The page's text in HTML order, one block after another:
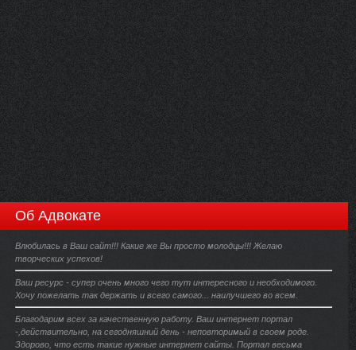
Об Адвокате
Влюбилась в Ваш сайт!!! Какие же Вы просто молодцы!!! Желаю
творческих успехов!
Ваш ресурс - супер очень много чего тут интересного и необходимого.
Хочу пожелать так держать и всего самого... наилучшего во всем.
Благодарим всех за качественную работу. Ваш интернет портал
-,действительно, на сегодняшний день - неповторимый в своем роде.
Здорово, что есть такие нужные интернет сайты. Портал весьма